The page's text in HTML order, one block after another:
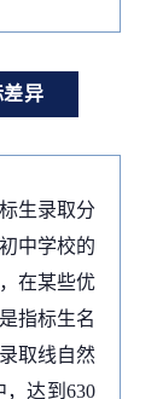
异
生录取分
中学校的
在某些优
指标生名
取线自然
达到630